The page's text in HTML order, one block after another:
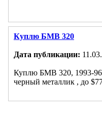
Куплю БМВ 320
Дата публикации:
Куплю БМВ 320, 1993-
черный металлик , до